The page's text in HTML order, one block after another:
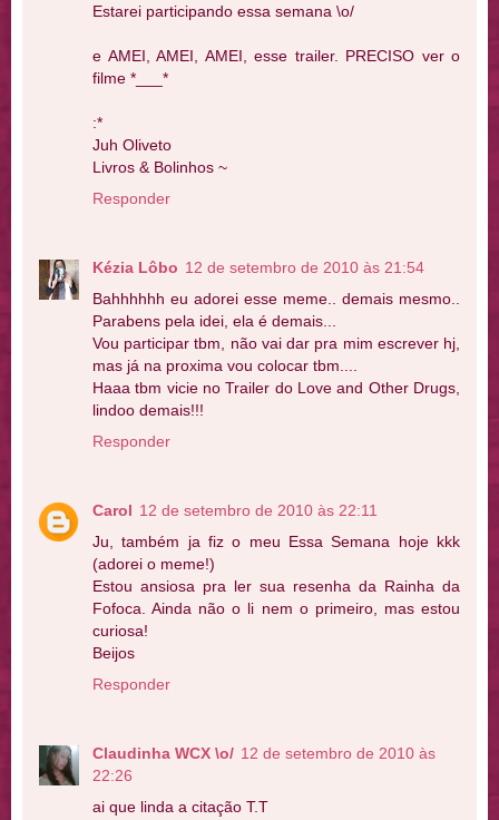
Estarei participando essa semana \o/
e AMEI, AMEI, AMEI, esse trailer. PRECISO ver o
filme *___*
:*
Juh Oliveto
Livros & Bolinhos ~
Responder
Kézia Lôbo 12 de setembro de 2010 às 21:54
Bahhhhhh eu adorei esse meme.. demais mesmo..
Parabens pela idei, ela é demais...
Vou participar tbm, não vai dar pra mim escrever hj,
mas já na proxima vou colocar tbm....
Haaa tbm vicie no Trailer do Love and Other Drugs,
lindoo demais!!!
Responder
Carol 12 de setembro de 2010 às 22:11
Ju, também ja fiz o meu Essa Semana hoje kkk
(adorei o meme!)
Estou ansiosa pra ler sua resenha da Rainha da
Fofoca. Ainda não o li nem o primeiro, mas estou
curiosa!
Beijos
Responder
Claudinha WCX \o/ 12 de setembro de 2010 às
22:26
ai que linda a citação T.T